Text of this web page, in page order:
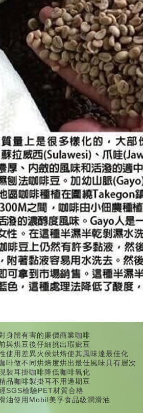
身體有害的廉價商業咖啡
與烘豆後仔細挑出瑕疵豆
使用差異火侯烘焙使其風味達最佳化
啡做不同烘焙度烘出最佳風味具有層次
裝耳掛咖啡降低咖啡氧化
品咖啡製掛耳不用過期豆
SGS檢驗PET材質合格
油使用Mobil美孚食品級潤滑油